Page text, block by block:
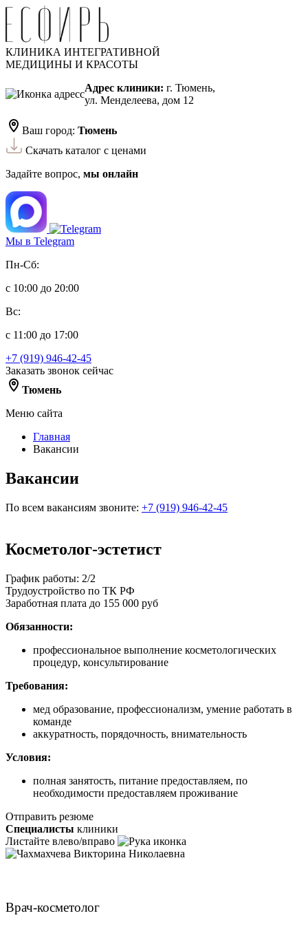
КЛИНИКА ИНТЕГРАТИВНОЙ
МЕДИЦИНЫ И КРАСОТЫ
Адрес клиники: г. Тюмень,
ул. Менделеева, дом 12
Ваш город: Тюмень
Скачать каталог с ценами
Задайте вопрос, мы онлайн
Мы в Telegram
Пн-Сб:
с 10:00 до 20:00
Вс:
с 11:00 до 17:00
+7 (919) 946-42-45
Заказать звонок сейчас
Тюмень
Меню сайта
Главная
Вакансии
Вакансии
По всем вакансиям звоните: +7 (919) 946-42-45
Косметолог-эстетист
График работы: 2/2
Трудоустройство по ТК РФ
Заработная плата до 155 000 руб
Обязанности:
профессиональное выполнение косметологических
процедур, консультирование
Требования:
мед образование, профессионализм, умение работать в
команде
аккуратность, порядочность, внимательность
Условия:
полная занятость, питание предоставляем, по
необходимости предоставляем проживание
Отправить резюме
Специалисты клиники
Листайте влево/вправо
Врач-косметолог